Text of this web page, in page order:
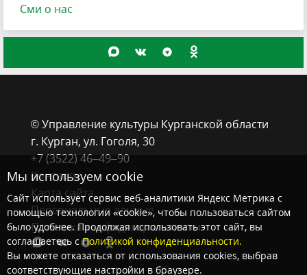
Сми о нас
© Управление культуры Курганской области
г. Курган, ​ул. Гоголя, 30
+7 (3522) 46‒49‒90
Контакты
Карта сайта
Персональные данные
Политика конфиденциальности
Мы используем cookie
Сайт использует сервис веб-аналитики Яндекс Метрика с
помощью технологии «cookie», чтобы пользоваться сайтом
было удобнее. Продолжая использовать этот сайт, вы
соглашаетесь сПолитикой конфиденциальности.
Вы можете отказаться от использования cookies, выбрав
соответствующие настройки в браузере.